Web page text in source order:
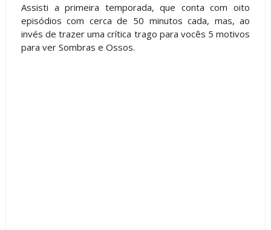
Assisti a primeira temporada, que conta com oito
episódios com cerca de 50 minutos cada, mas, ao
invés de trazer uma crítica trago para vocês 5 motivos
para ver Sombras e Ossos.